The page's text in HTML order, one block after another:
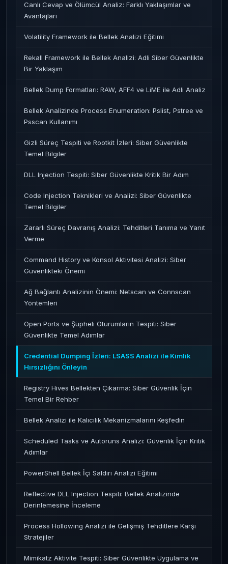
Canlı Cevap ve Ölümcül Analiz: Farklı Yaklaşımlar ve
Avantajları
Volatility Framework ile Bellek Analizi Eğitimi
Rekall Framework ile Bellek Analizi: Adli Siber Güvenlikte
Bir Yaklaşım
Bellek Dump Formatları: RAW, AFF4 ve LiME ile Adli Analiz
Bellek Analizinde Process Enumeration: Pslist, Pstree ve
Psscan Kullanımı
Gizli Süreç Tespiti ve Rootkit İzleri: Siber Güvenlikte
Temel Bilgiler
DLL Injection Tespiti: Siber Güvenlikte Kritik Bir Adım
Code Injection Teknikleri ve Analizi: Siber Güvenlikte
Temel Bilgiler
Zararlı Süreç Davranış Analizi: Tehditleri Tanıma ve Yanıt
Verme
Command History ve Konsol Aktivitesi Analizi: Siber
Güvenlikteki Önemi
Ağ Bağlantı Analizinin Önemi: Netscan ve Connscan
Yöntemleri
Open Ports ve Şüpheli Oturumların Tespiti: Siber
Güvenlikte Temel Adımlar
Credential Dumping İzleri: LSASS Analizi ile Kimlik
Hırsızlığını Önleyin
Registry Hives Bellekten Çıkarma: Siber Güvenlik İçin
Temel Bir Rehber
Bellek Analizi ile Kalıcılık Mekanizmalarını Keşfedin
Scheduled Tasks ve Autoruns Analizi: Güvenlik İçin Kritik
Adımlar
PowerShell Bellek İçi Saldırı Analizi Eğitimi
Reflective DLL Injection Tespiti: Bellek Analizinde
Derinlemesine İnceleme
Process Hollowing Analizi ile Gelişmiş Tehditlere Karşı
Stratejiler
Mimikatz Aktivite Tespiti: Siber Güvenlikte Uygulama ve